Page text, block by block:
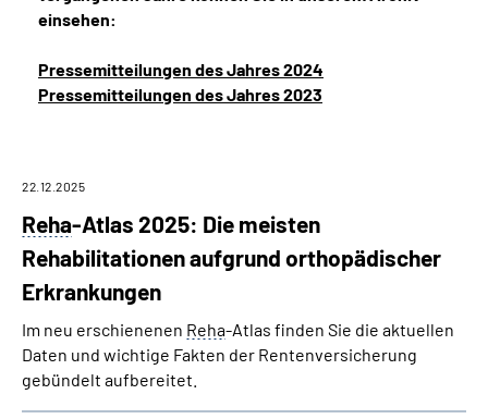
Suche
Language
einsehen:
Pressemitteilungen des Jahres 2024
Pressemitteilungen des Jahres 2023
Reha-Atlas 2025: Die meisten
Rehabilitationen aufgrund orthopädischer
Erkrankungen
22.12.2025
Im neu erschienenen Reha-Atlas finden Sie die aktuellen
Daten und wichtige Fakten der Rentenversicherung
gebündelt aufbereitet.